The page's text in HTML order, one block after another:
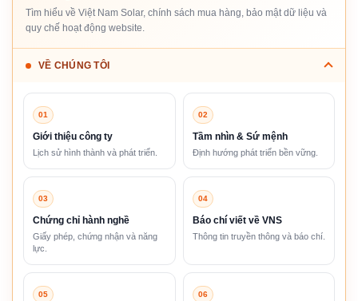
Tìm hiểu về Việt Nam Solar, chính sách mua hàng, bảo mật dữ liệu và
quy chế hoạt động website.
VỀ CHÚNG TÔI
01
Giới thiệu công ty
Lịch sử hình thành và phát triển.
02
Tầm nhìn & Sứ mệnh
Định hướng phát triển bền vững.
03
Chứng chỉ hành nghề
Giấy phép, chứng nhận và năng
lực.
04
Báo chí viết về VNS
Thông tin truyền thông và báo chí.
05 06